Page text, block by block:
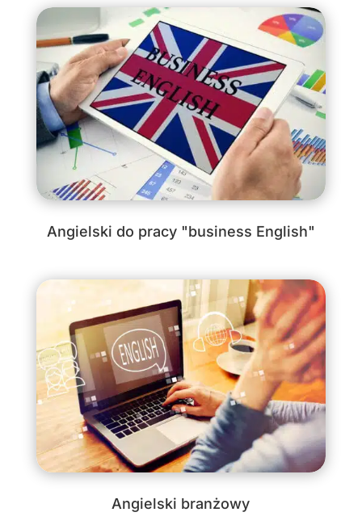
Angielski do pracy "business English"
Angielski branżowy